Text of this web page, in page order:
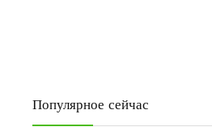
Популярное сейчас